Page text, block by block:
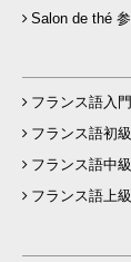
Salon de thé
フランス語入
フランス語初
フランス語中
フランス語上